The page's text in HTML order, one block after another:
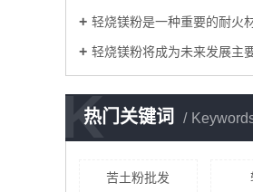
轻烧镁粉是一种重要的耐火
轻烧镁粉将成为未来发展主
热门关键词
K
苦土粉批发